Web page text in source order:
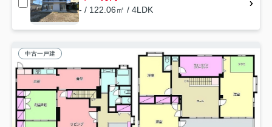
- / 122.06㎡ / 4LDK
中古一戸建